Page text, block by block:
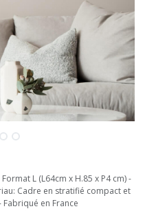
L (L64cm x H.85 x P4 cm) -
Cadre en stratifié compact et
en France